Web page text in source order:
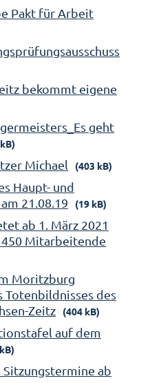
Pakt für Arbeit
bekommt eigene
geht
Michael (403 kB)
Haupt- und
21.08.19
(19 kB)
ab 1. März 2021
Mitarbeitende
Moritzburg
Totenbildnisses des
Zeitz
(404 kB)
auf dem
ab